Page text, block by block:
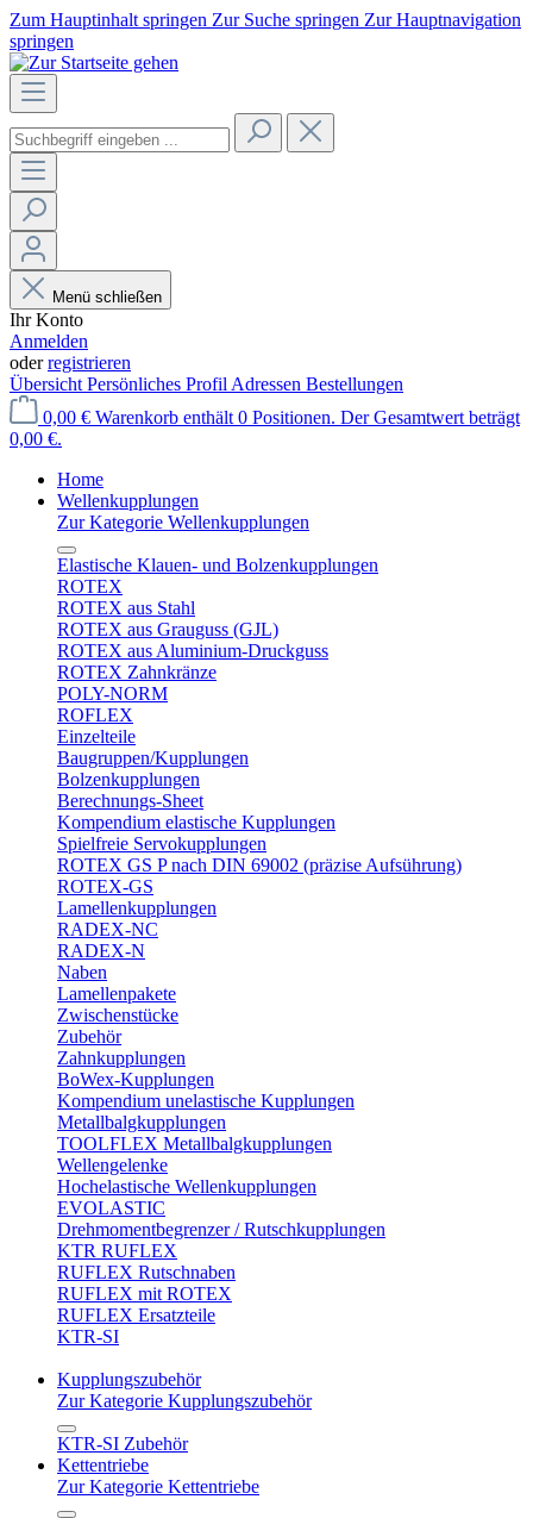
Zum Hauptinhalt springen Zur Suche springen Zur Hauptnavigation
springen
Menü schließen
Ihr Konto
Anmelden
oderregistrieren
Übersicht Persönliches Profil Adressen Bestellungen
0,00 € Warenkorb enthält 0 Positionen. Der Gesamtwert beträgt
0,00 €.
Home
Wellenkupplungen
Zur Kategorie Wellenkupplungen
Elastische Klauen- und Bolzenkupplungen
ROTEX
ROTEX aus Stahl
ROTEX aus Grauguss (GJL)
ROTEX aus Aluminium-Druckguss
ROTEX Zahnkränze
POLY-NORM
ROFLEX
Einzelteile
Baugruppen/Kupplungen
Bolzenkupplungen
Berechnungs-Sheet
Kompendium elastische Kupplungen
Spielfreie Servokupplungen
ROTEX GS P nach DIN 69002 (präzise Aufsührung)
ROTEX-GS
Lamellenkupplungen
RADEX-NC
RADEX-N
Naben
Lamellenpakete
Zwischenstücke
Zubehör
Zahnkupplungen
BoWex-Kupplungen
Kompendium unelastische Kupplungen
Metallbalgkupplungen
TOOLFLEX Metallbalgkupplungen
Wellengelenke
Hochelastische Wellenkupplungen
EVOLASTIC
Drehmomentbegrenzer / Rutschkupplungen
KTR RUFLEX
RUFLEX Rutschnaben
RUFLEX mit ROTEX
RUFLEX Ersatzteile
KTR-SI
Kupplungszubehör
Zur Kategorie Kupplungszubehör
KTR-SI Zubehör
Kettentriebe
Zur Kategorie Kettentriebe